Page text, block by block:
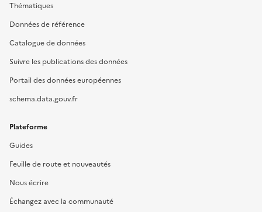
Thématiques
Données de référence
Catalogue de données
Suivre les publications des données
Portail des données européennes
schema.data.gouv.fr
Plateforme
Guides
Feuille de route et nouveautés
Nous écrire
Échangez avec la communauté